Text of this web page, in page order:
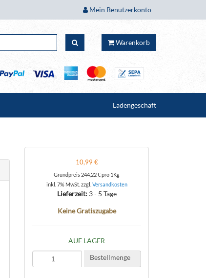
Mein Benutzerkonto
Warenkorb
Ladengeschäft
10,99 €
Grundpreis 244,22 €pro 1Kg
inkl. 7% MwSt. zzgl. Versandkosten
Lieferzeit: 3 - 5 Tage
Keine Gratiszugabe
AUF LAGER
Bestellmenge